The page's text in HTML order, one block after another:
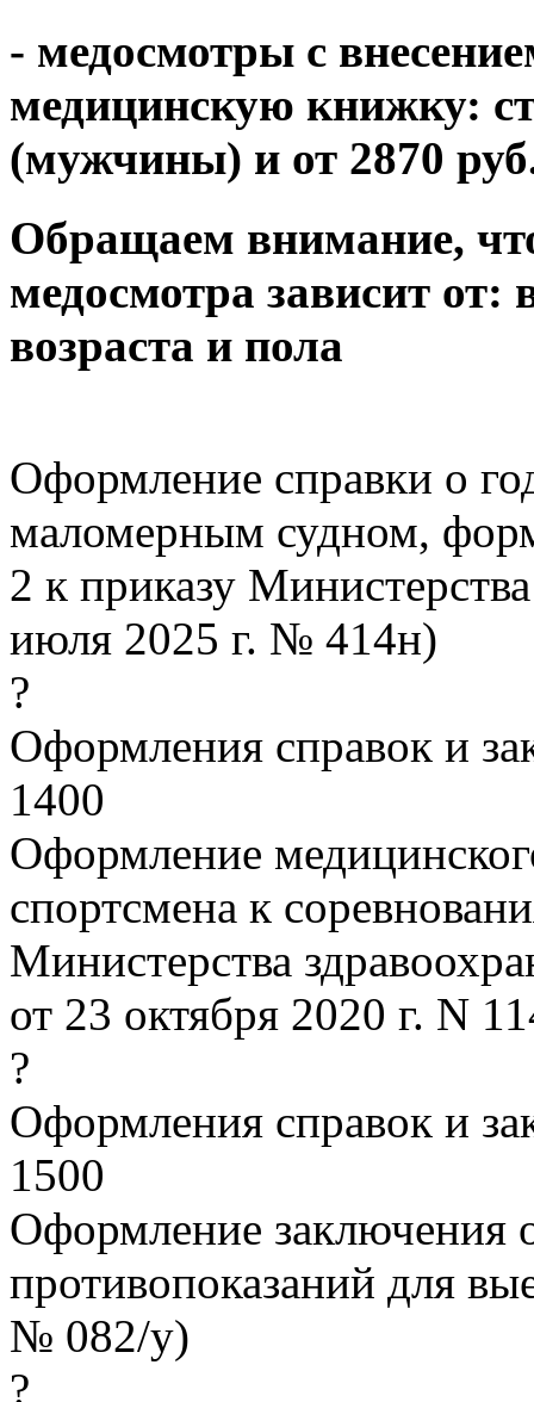
- медосмотры с
медицинскую книжку:
(мужчины) и от 2870
Обращаем внимание,
медосмотра зависит от:
возраста и пола
Оформление справки о
маломерным судном,
2 к приказу
июля 2025 г. № 414н)
?
Оформления справок и
1400
Оформление
спортсмена к
Министерства
от 23 октября 2020 г. N
?
Оформления справок и
1500
Оформление заключения
противопоказаний для
№ 082/у)
?